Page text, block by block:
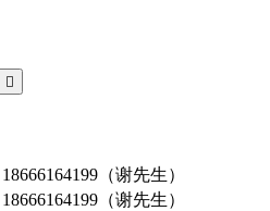

（谢先生）
（谢先生）